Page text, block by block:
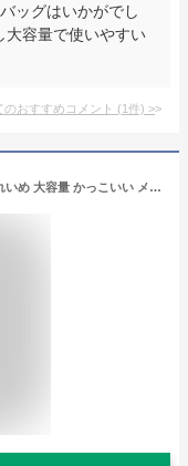
ッグはいかがでし
大容量で使いやすい
のおすすめコメント (1件) >
ボディバッグ メンズ 本革 レディース きれいめ 大容量 かっこいい メンズレザー 50代 小さめ レザー 30代 斜め掛け 軽量 ショルダーバッグ ワンショルダー ウエストバッグ 肩掛け ボディバック カバン 旅行 通勤 通学 joya